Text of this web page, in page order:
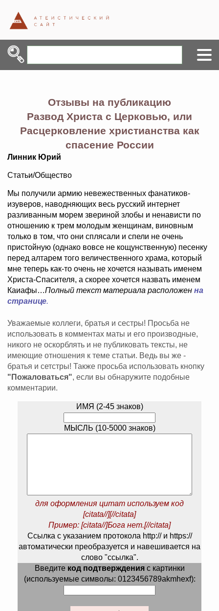
Отзывы на публикацию
Развод Христа с Церковью, или
Расцерковление христианства как
спасение России
Линник Юрий
Статьи/Общество
Мы получили армию невежественных фанатиков-
изуверов, наводняющих весь русский интернет
разливанным морем звериной злобы и ненависти по
отношению к трем молодым женщинам, виновным
только в том, что они сплясали и спели не очень
пристойную (однако вовсе не кощунственную) песенку
перед алтарем того величественного храма, который
мне теперь как-то очень не хочется называть именем
Христа-Спасителя, а скорее хочется назвать именем
Каиафы…Полный текст материала расположен на
странице.
Уважаемые коллеги, братья и сестры! Просьба не
использовать в комментах маты и его производные,
никого не оскорблять и не публиковать тексты, не
имеющие отношения к теме статьи. Ведь вы же -
братья и сетстры! Также просьба использовать кнопку
"Пожаловаться", если вы обнаружите подобные
комментарии.
ИМЯ (2-45 знаков)
МЫСЛЬ (10-5000 знаков)
для оформления цитат используем код
[citata//][//citata]
Пример: [citata//]Бога нет.[//citata]
Ссылка с указанием протокола http:// и https://
автоматически преобразуется и навешивается на
слово "ссылка".
Введите код подтвержденияс картинки
(используемые символы: 0123456789akmhexf):